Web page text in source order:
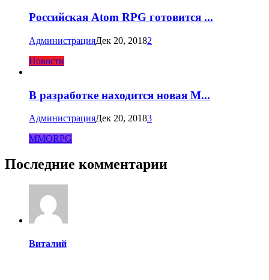
Российская Atom RPG готовится ...
АдминистрацияДек 20, 20182
Новости
В разработке находится новая M...
АдминистрацияДек 20, 20183
MMORPG
Последние комментарии
Виталий